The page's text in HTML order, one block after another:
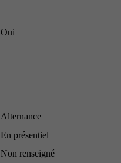
Oui
Alternance
En présentiel
Non renseigné